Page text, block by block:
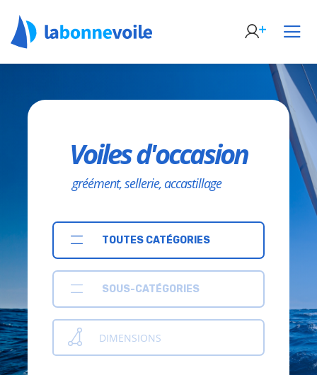
Voiles d'occasion
gréément, sellerie, accastillage
TOUTES CATÉGORIES
SOUS-CATÉGORIES
DIMENSIONS